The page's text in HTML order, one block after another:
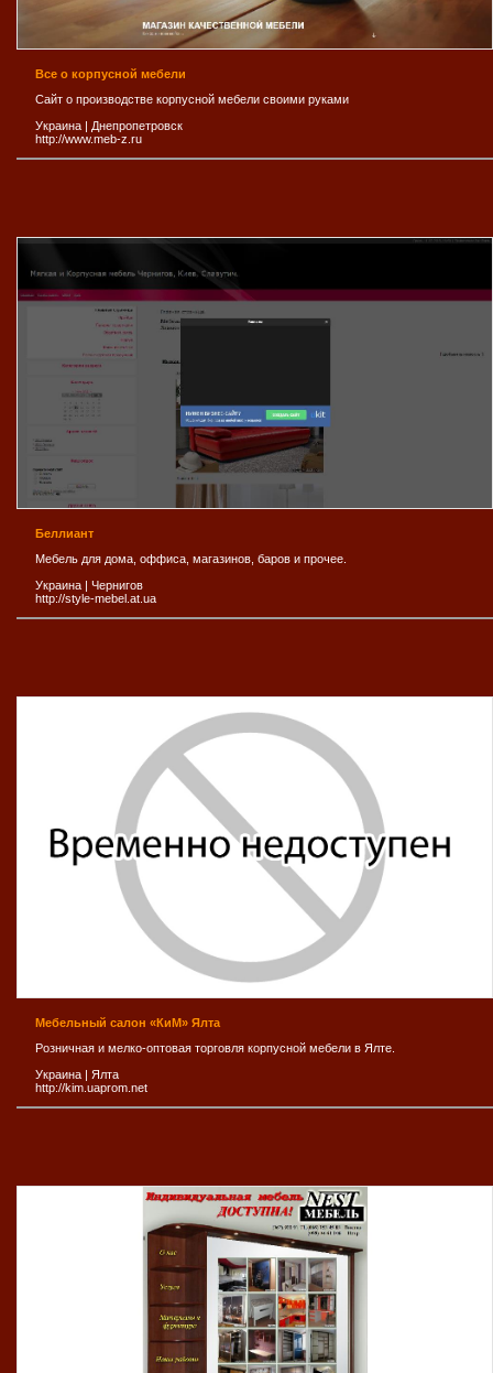
Все о корпусной мебели
Сайт о производстве корпусной мебели своими руками
Украина
Днепропетровск
http://www.meb-z.ru
Беллиант
Мебель для дома, оффиса, магазинов, баров и прочее.
Украина | Чернигов
http://style-mebel.at.ua
Мебельный салон «КиМ» Ялта
Розничная и мелко-оптовая торговля корпусной мебели в Ялте.
Украина | Ялта
http://kim.uaprom.net